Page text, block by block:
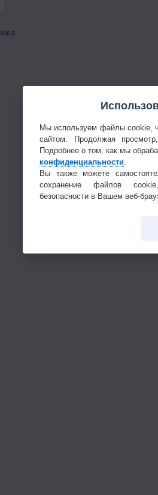
Мы используем файлы cookie,
сайтом. Продолжая
Подробнее о том, как мы
конфиденциальности.
Вы также можете
сохранение файлов
безопасности в Вашем веб-